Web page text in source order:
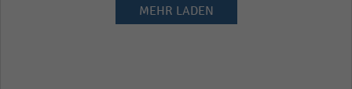
MEHR LADEN